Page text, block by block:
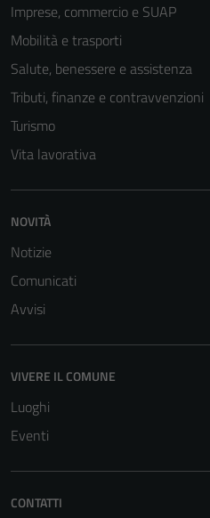
Imprese, commercio e SUAP
Mobilità e trasporti
Salute, benessere e assistenza
Tributi, finanze e contravvenzioni
Turismo
Vita lavorativa
NOVITÀ
Notizie
Comunicati
Avvisi
VIVERE IL COMUNE
Luoghi
Eventi
CONTATTI